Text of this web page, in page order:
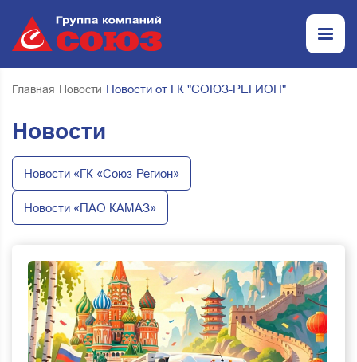
Главная Новости Новости от ГК "СОЮЗ-РЕГИОН"
Новости
Новости «ГК «Союз-Регион»
Новости «ПАО КАМАЗ»